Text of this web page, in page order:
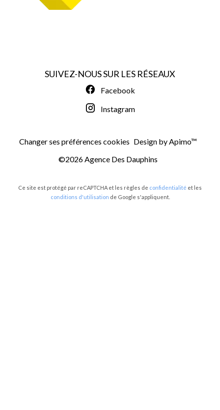
SUIVEZ-NOUS SUR LES RÉSEAUX
Facebook
Instagram
Changer ses préférences cookies Design byApimo™
©2026 Agence Des Dauphins
Ce site est protégé par reCAPTCHA et les règles de confidentialité et les
conditions d'utilisation de Google s'appliquent.